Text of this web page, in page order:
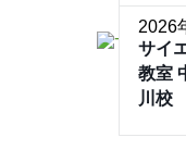
2026
サイ
教室
川校